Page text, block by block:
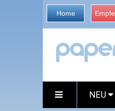
Home
NEU